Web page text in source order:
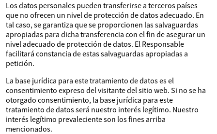
Los datos personales pueden transferirse a terceros países
que no ofrecen un nivel de protección de datos adecuado. En
tal caso, se garantiza que se proporcionen las salvaguardas
apropiadas para dicha transferencia con el fin de asegurar un
nivel adecuado de protección de datos. El Responsable
facilitará constancia de estas salvaguardas apropiadas a
petición.
La base jurídica para este tratamiento de datos es el
consentimiento expreso del visitante del sitio web. Si no se ha
otorgado consentimiento, la base jurídica para este
tratamiento de datos será nuestro interés legítimo. Nuestro
interés legítimo prevaleciente son los fines arriba
mencionados.